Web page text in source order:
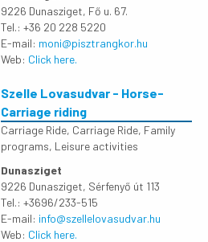
9226 Dunasziget, Fő u. 67.
Tel.: +36 20 228 5220
E-mail: moni@pisztrangkor.hu
Web: Click here.
Szelle Lovasudvar - Horse-
Carriage riding
Carriage Ride, Carriage Ride, Family
programs, Leisure activities
Dunasziget
9226 Dunasziget, Sérfenyő út 113
Tel.: +3696/233-515
E-mail: info@szellelovasudvar.hu
Web: Click here.